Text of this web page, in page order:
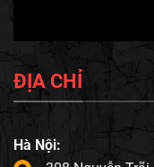
ĐỊA CHỈ
Hà Nội: